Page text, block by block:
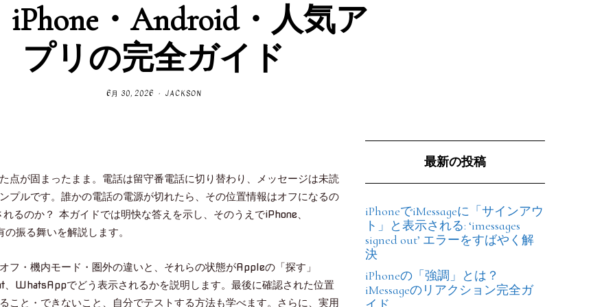
iPhone・Android・人気ア
プリの完全ガイド
6月 30, 2026 JACKSON
点が固まったまま。電話は留守番電話に切り替わり、メッセージは未読
プルです。誰かの電話の電源が切れたら、その位置情報はオフになるの
るのか？ 本ガイドでは明快な答えを示し、そのうえでiPhone、
振る舞いを解説します。
フ・機内モード・圏外の違いと、それらの状態がAppleの「探す」
WhatsAppでどう表示されるかを説明します。最後に確認された位置
こと・できないこと、自分でテストする方法も学べます。さらに、実用
最新の投稿
iPhoneでiMessageに「サインアウ
ト」と表示される: ‘imessages
signed out’ エラーをすばやく解
決
iPhoneの「強調」とは？
iMessageのリアクション完全ガ